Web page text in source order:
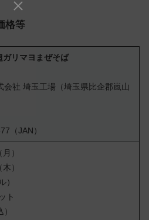
格等
ガリマヨまぜそば
会社 埼玉工場（埼玉県比企郡嵐山
（JAN）
）
）
）
ト